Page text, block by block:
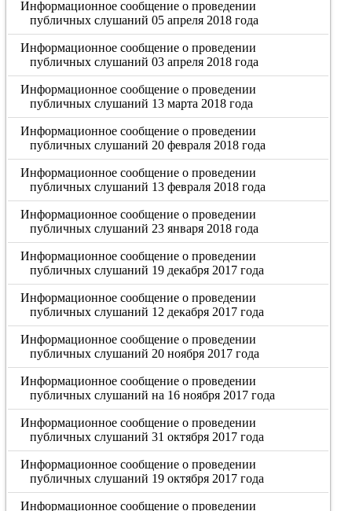
Информационное сообщение о проведении
публичных слушаний 05 апреля 2018 года
Информационное сообщение о проведении
публичных слушаний 03 апреля 2018 года
Информационное сообщение о проведении
публичных слушаний 13 марта 2018 года
Информационное сообщение о проведении
публичных слушаний 20 февраля 2018 года
Информационное сообщение о проведении
публичных слушаний 13 февраля 2018 года
Информационное сообщение о проведении
публичных слушаний 23 января 2018 года
Информационное сообщение о проведении
публичных слушаний 19 декабря 2017 года
Информационное сообщение о проведении
публичных слушаний 12 декабря 2017 года
Информационное сообщение о проведении
публичных слушаний 20 ноября 2017 года
Информационное сообщение о проведении
публичных слушаний на 16 ноября 2017 года
Информационное сообщение о проведении
публичных слушаний 31 октября 2017 года
Информационное сообщение о проведении
публичных слушаний 19 октября 2017 года
Информационное сообщение о проведении